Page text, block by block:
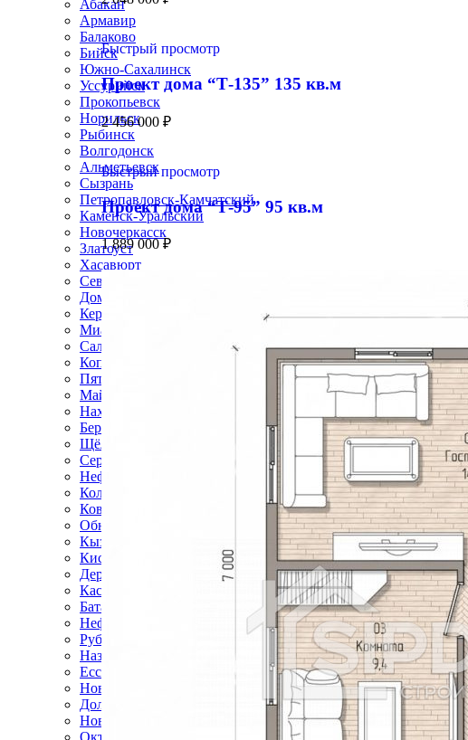
Абакан
Армавир
Балаково
Бийск
Южно-Сахалинск
Уссурийск
Прокопьевск
Норильск
Рыбинск
Волгодонск
Альметьевск
Сызрань
Петропавловск-Камчатский
Каменск-Уральский
Новочеркасск
Златоуст
Хасавюрт
Северодвинск
Домодедово
Керчь
Миасс
Салават
Копейск
Пятигорск
Майкоп
Находка
Березники
Щёлково
Серпухов
Нефтекамск
Коломна
Ковров
Обнинск
Кызыл
Кисловодск
Дербент
Каспийск
Батайск
Нефтеюганск
Рубцовск
Назрань
Ессентуки
Новочебоксарск
Долгопрудный
Новомосковск
Октябрьский
Быстрый просмотр
Проект дома “Т-135” 135 кв.м
2 456 000 ₽
Быстрый просмотр
Проект дома “Т-95” 95 кв.м
1 889 000₽